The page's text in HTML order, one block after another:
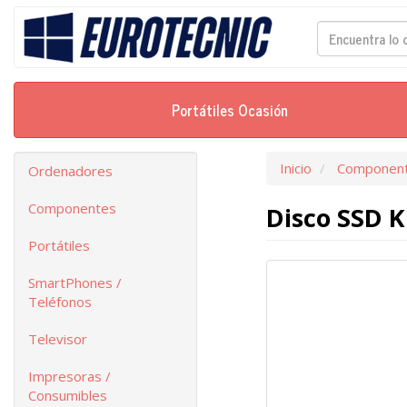
Portátiles Ocasión
Ordenadores
Componentes
Portátiles
SmartPhones /
Teléfonos
Televisor
Impresoras /
Consumibles
Inicio
Disco SSD